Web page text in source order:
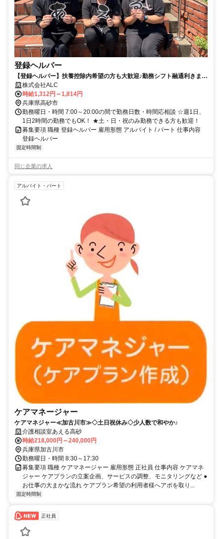
登録ヘルパー
【登録ヘルパー】扶養控除内希望の方も大歓迎♪勤務シフト融通利きま
す。株式会社ALC
時給1,312円～1,814円
兵庫県高砂市
勤務曜日・時間 7:00～20:00の間で勤務日数・時間応相談 ☆週1日、
1日2時間の勤務でもOK！ ★土・日・祝のみ勤務できる方も歓迎！
募集要項 職種 登録ヘルパー 雇用形態 アルバイト / パート 仕事内容
登録ヘルパー
固定時間制
同じ企業の求人
アルバイト・パート
ケアマネージャー
ケアマネジャー≪加古川市≫◇土日祝休み◇少人数で和やか♪
介護相談室あえる高砂
時給218,000円～240,000円
兵庫県加古川市
勤務曜日・時間 8:30～17:30
募集要項 職種 ケアマネージャー 雇用形態 正社員 仕事内容 ケアマネ
ジャー ケアプランの立案企画、サービスの調整、モニタリングなど ●
お仕事の大まかな流れ ケアプラン希望の利用者様へアポを取り...
固定時間制
正社員